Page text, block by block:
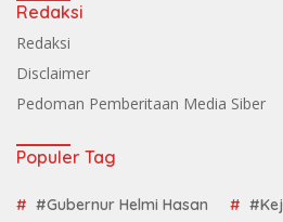
Redaksi
Redaksi
Disclaimer
Pedoman Pemberitaan Media Siber
Populer Tag
#Gubernur Helmi Hasan